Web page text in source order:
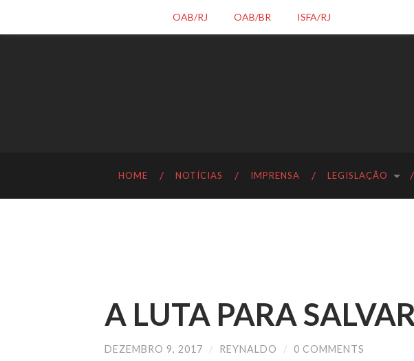
HOME NOTÍCIAS IMPRENSA LEGISLAÇÃO
A LUTA PARA
DEZEMBRO 9, 2017 / REYNALDO / 0 COMMENTS
OAB/RJ OAB/BR ISFA/RJ